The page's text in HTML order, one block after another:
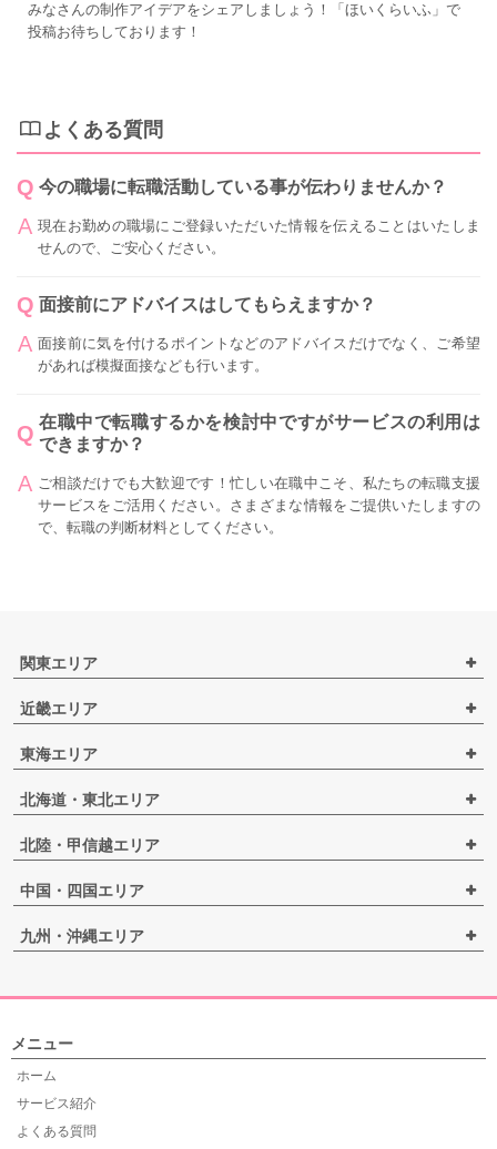
みなさんの制作アイデアをシェアしましょう！「ほいくらいふ」で
投稿お待ちしております！
よくある質問
今の職場に転職活動している事が伝わりませんか？
現在お勤めの職場にご登録いただいた情報を伝えることはいたしま
せんので、ご安心ください。
面接前にアドバイスはしてもらえますか？
面接前に気を付けるポイントなどのアドバイスだけでなく、ご希望
があれば模擬面接なども行います。
在職中で転職するかを検討中ですがサービスの利用は
できますか？
ご相談だけでも大歓迎です！忙しい在職中こそ、私たちの転職支援
サービスをご活用ください。さまざまな情報をご提供いたしますの
で、転職の判断材料としてください。
関東エリア
近畿エリア
東海エリア
北海道・東北エリア
北陸・甲信越エリア
中国・四国エリア
九州・沖縄エリア
メニュー
ホーム
サービス紹介
よくある質問